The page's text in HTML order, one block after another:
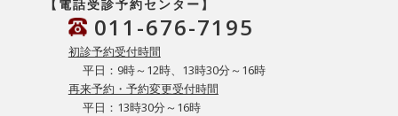
【電話受診予約センター】
011-676-7195
初診予約受付時間
平日：9時～12時、13時30分～16時
再来予約・予約変更受付時間
平日：13時30分～16時